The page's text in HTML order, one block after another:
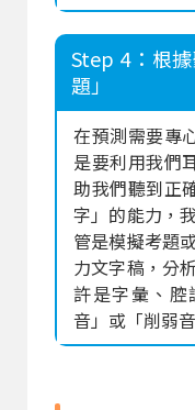
Step 4：根
題」
在預測需要專
是要利用我們
助我們聽到正
字」的能力，
管是模擬考題
力文字稿，分
許是字彙、腔
音」或「削弱